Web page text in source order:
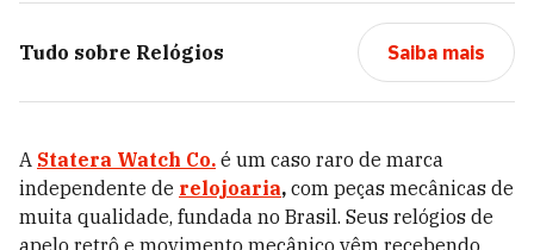
Tudo sobre Relógios Saiba mais
A Statera Watch Co. é um caso raro de marca
independente de relojoaria, com peças mecânicas de
muita qualidade, fundada no Brasil. Seus relógios de
apelo retrô e movimento mecânico vêm recebendo